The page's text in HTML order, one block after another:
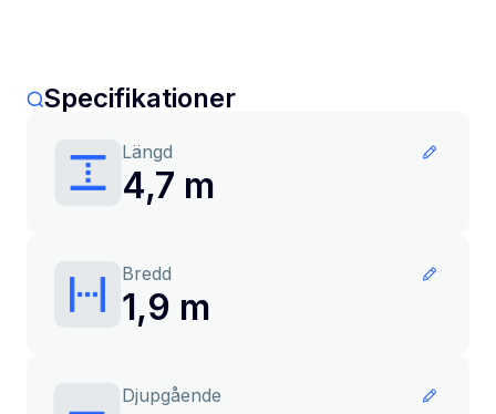
Specifikationer
Längd
4,7 m
Bredd
1,9 m
Djupgående